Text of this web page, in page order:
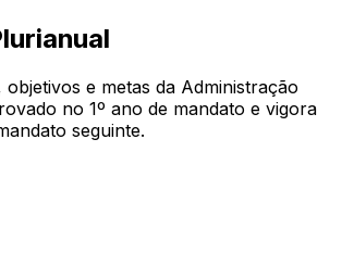
objetivos e metas da Administração
no 1º ano de mandato e vigora
seguinte.